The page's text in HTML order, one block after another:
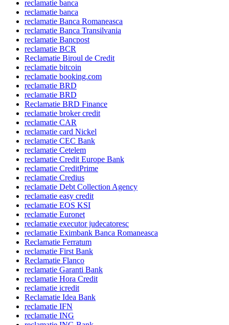
reclamatie banca
reclamatie banca
reclamatie Banca Romaneasca
reclamatie Banca Transilvania
reclamatie Bancpost
reclamatie BCR
Reclamatie Biroul de Credit
reclamatie bitcoin
reclamatie booking.com
reclamatie BRD
reclamatie BRD
Reclamatie BRD Finance
reclamatie broker credit
reclamatie CAR
reclamatie card Nickel
reclamatie CEC Bank
reclamatie Cetelem
reclamatie Credit Europe Bank
reclamatie CreditPrime
reclamatie Credius
reclamatie Debt Collection Agency
reclamatie easy credit
reclamatie EOS KSI
reclamatie Euronet
reclamatie executor judecatoresc
reclamatie Eximbank Banca Romaneasca
Reclamatie Ferratum
reclamatie First Bank
Reclamatie Flanco
reclamatie Garanti Bank
reclamatie Hora Credit
reclamatie icredit
Reclamatie Idea Bank
reclamatie IFN
reclamatie ING